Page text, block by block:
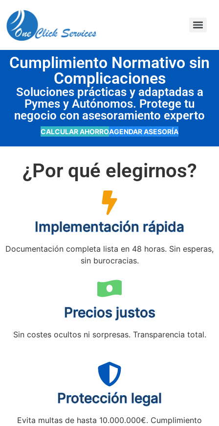
Cumplimiento Normativo sin
Complicaciones
Soluciones prácticas y adaptadas a
Pymes y Autónomos. Protege tu
negocio con asesoramiento experto
CALCULAR AHORROAGENDAR ASESORÍA
¿Por qué elegirnos?
Implementación rápida
Documentación completa lista en 48 horas. Sin esperas,
sin burocracias.
Precios justos
Sin costes ocultos ni sorpresas. Transparencia total.
Protección legal
Evita multas de hasta 10.000.000€. Cumplimiento